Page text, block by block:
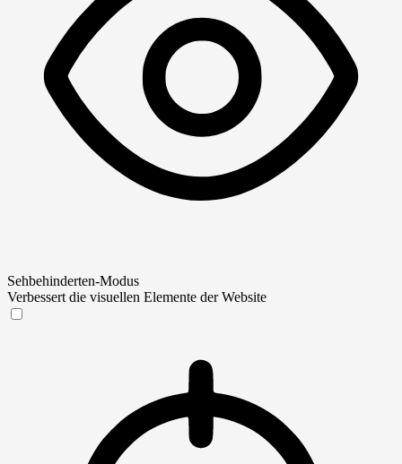
Sehbehinderten-Modus
Verbessert die visuellen Elemente der Website